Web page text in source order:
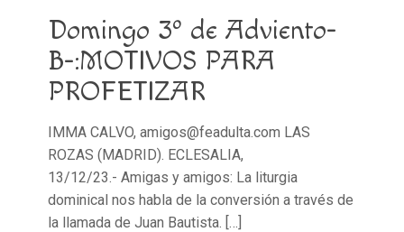
Domingo 3º de Adviento-
B-:MOTIVOS PARA
PROFETIZAR
IMMA CALVO, amigos@feadulta.com LAS
ROZAS (MADRID). ECLESALIA,
13/12/23.- Amigas y amigos: La liturgia
dominical nos habla de la conversión a través de
la llamada de Juan Bautista. […]